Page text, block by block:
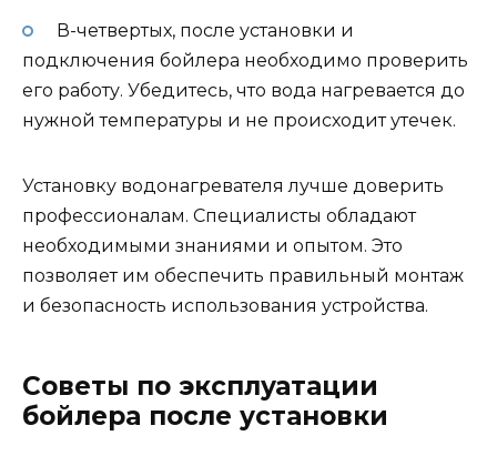
В-четвертых, после установки и
подключения бойлера необходимо проверить
его работу. Убедитесь, что вода нагревается до
нужной температуры и не происходит утечек.
Установку водонагревателя лучше доверить
профессионалам. Специалисты обладают
необходимыми знаниями и опытом. Это
позволяет им обеспечить правильный монтаж
и безопасность использования устройства.
Советы по эксплуатации
бойлера после установки